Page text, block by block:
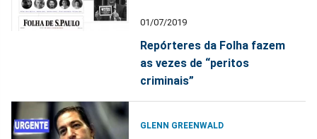
01/07/2019
Repórteres da Folha fazem
as vezes de “peritos
criminais”
GLENN GREENWALD